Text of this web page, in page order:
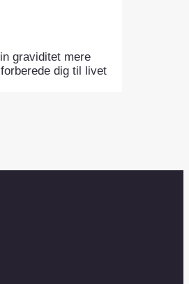
graviditet mere
dig til livet